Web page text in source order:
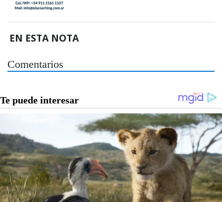
EN ESTA NOTA
Comentarios